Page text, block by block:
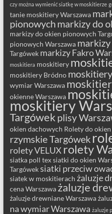
czy można wymienić siatkę w moskitierze
tanie moskitiery Warszawa
pionowych markizy do
markizy do okien pionowych
pionowych Warszawa
Targówek markizy Fakro
moskitiera moskitiery
moskitiery Bródno
wymiar Warszawa
okienne Warszawa
moskitiery
Targówek plisy
okien dachowych Rolety do
rzymskie Targówek
rolety VELUX rolety
siatka poll texsiatki do okien
Targóweksiatki przeciw
siatek w moskitierach żaluzje
cena Warszawa żaluzje
żaluzje drewniane Warszawa
na wymiar Warszawa żaluzje